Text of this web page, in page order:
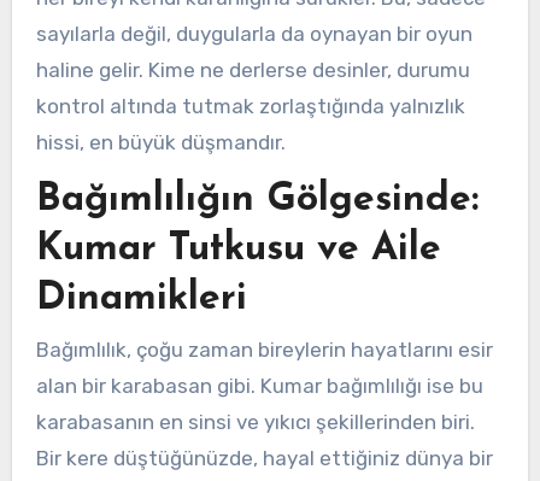
sayılarla değil, duygularla da oynayan bir oyun
haline gelir. Kime ne derlerse desinler, durumu
kontrol altında tutmak zorlaştığında yalnızlık
hissi, en büyük düşmandır.
Bağımlılığın Gölgesinde:
Kumar Tutkusu ve Aile
Dinamikleri
Bağımlılık, çoğu zaman bireylerin hayatlarını esir
alan bir karabasan gibi. Kumar bağımlılığı ise bu
karabasanın en sinsi ve yıkıcı şekillerinden biri.
Bir kere düştüğünüzde, hayal ettiğiniz dünya bir